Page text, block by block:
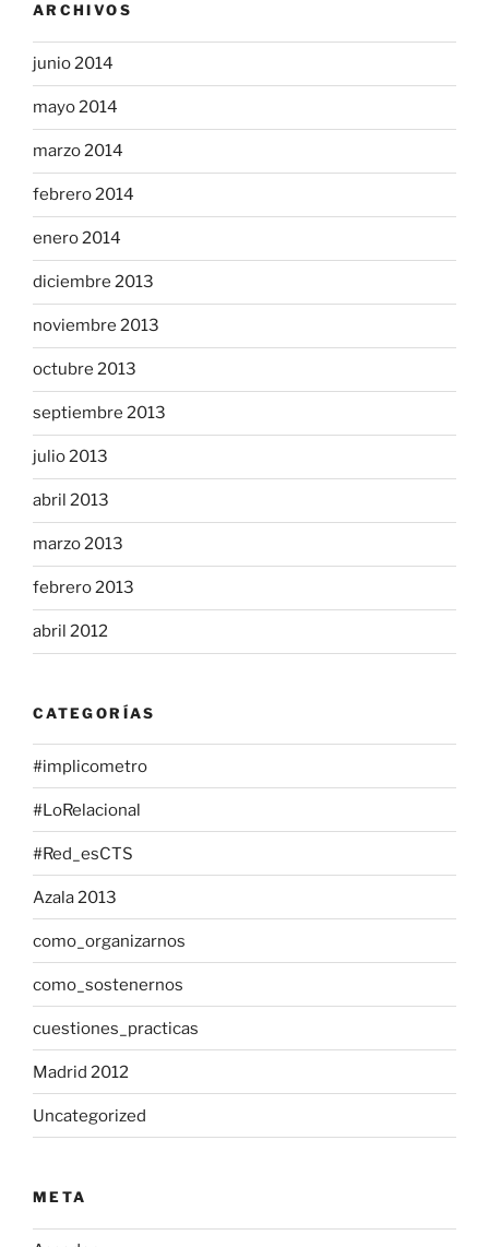
ARCHIVOS
junio 2014
mayo 2014
marzo 2014
febrero 2014
enero 2014
diciembre 2013
noviembre 2013
octubre 2013
septiembre 2013
julio 2013
abril 2013
marzo 2013
febrero 2013
abril 2012
CATEGORÍAS
#implicometro
#LoRelacional
#Red_esCTS
Azala 2013
como_organizarnos
como_sostenernos
cuestiones_practicas
Madrid 2012
Uncategorized
META